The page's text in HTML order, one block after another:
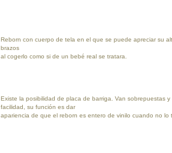
Reborn con cuerpo de tela en el que se puede apreciar su
brazos
al cogerlo como si de un bebé real se tratara.
Existe la posibilidad de placa de barriga. Van sobrepuestas
facilidad, su función es dar
apariencia de que el reborn es entero de vinilo cuando no lo